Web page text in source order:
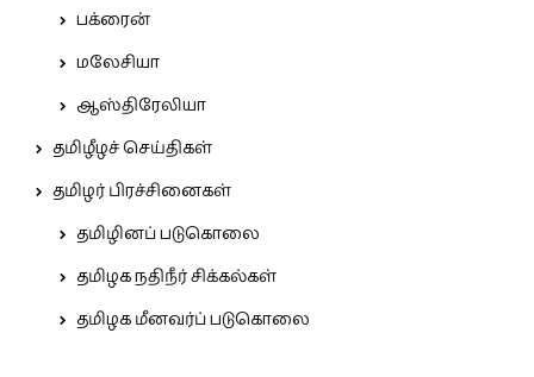
பக்ரைன்
மலேசியா
ஆஸ்திரேலியா
தமிழீழச் செய்திகள்
தமிழர் பிரச்சினைகள்
தமிழினப் படுகொலை
தமிழக நதிநீர் சிக்கல்கள்
தமிழக மீனவர்ப் படுகொலை